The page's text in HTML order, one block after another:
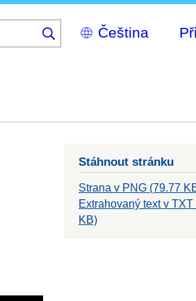
Select
your
Stáhnout stránku
Strana v PNG (79.77
Extrahovaný text v TXT
KB)